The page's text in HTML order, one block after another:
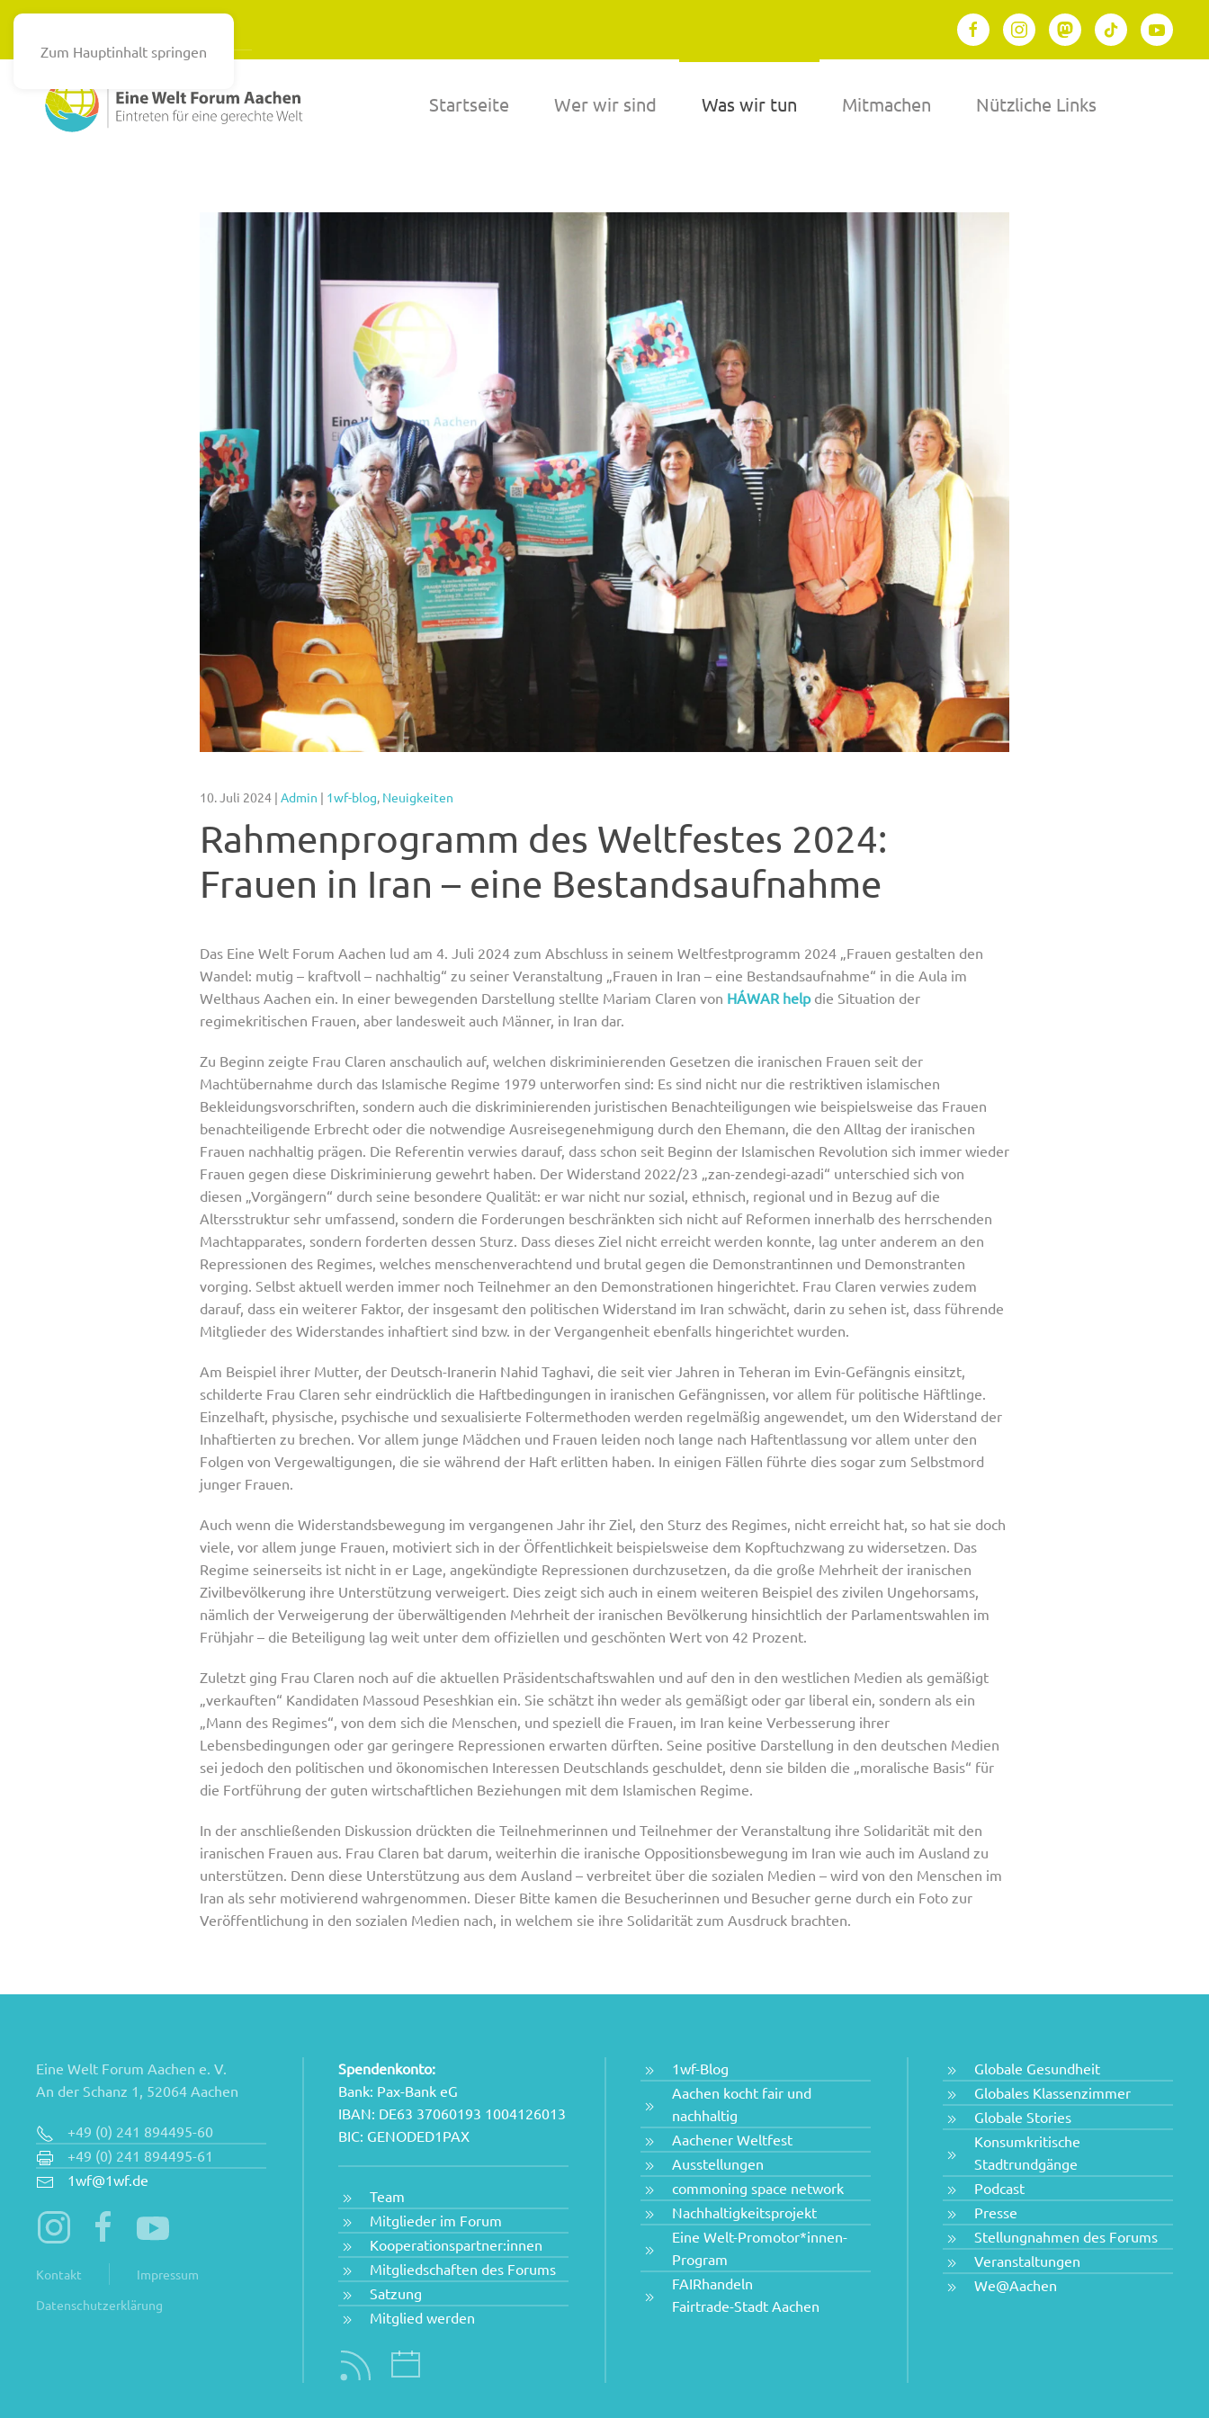
Zum Hauptinhalt springen
Startseite Wer wir sind Was wir tun Mitmachen Nützliche Links
10. Juli 2024 | Admin | 1wf-blog, Neuigkeiten
Rahmenprogramm des Weltfestes 2024:
Frauen in Iran – eine Bestandsaufnahme
Das Eine Welt Forum Aachen lud am 4. Juli 2024 zum Abschluss in seinem Weltfestprogramm 2024 „Frauen gestalten den
Wandel: mutig – kraftvoll – nachhaltig“ zu seiner Veranstaltung „Frauen in Iran – eine Bestandsaufnahme“ in die Aula im
Welthaus Aachen ein. In einer bewegenden Darstellung stellte Mariam Claren von HÁWAR helpdie Situation der
regimekritischen Frauen, aber landesweit auch Männer, in Iran dar.
Zu Beginn zeigte Frau Claren anschaulich auf, welchen diskriminierenden Gesetzen die iranischen Frauen seit der
Machtübernahme durch das Islamische Regime 1979 unterworfen sind: Es sind nicht nur die restriktiven islamischen
Bekleidungsvorschriften, sondern auch die diskriminierenden juristischen Benachteiligungen wie beispielsweise das Frauen
benachteiligende Erbrecht oder die notwendige Ausreisegenehmigung durch den Ehemann, die den Alltag der iranischen
Frauen nachhaltig prägen. Die Referentin verwies darauf, dass schon seit Beginn der Islamischen Revolution sich immer wieder
Frauen gegen diese Diskriminierung gewehrt haben. Der Widerstand 2022/23 „zan-zendegi-azadi“ unterschied sich von
diesen „Vorgängern“ durch seine besondere Qualität: er war nicht nur sozial, ethnisch, regional und in Bezug auf die
Altersstruktur sehr umfassend, sondern die Forderungen beschränkten sich nicht auf Reformen innerhalb des herrschenden
Machtapparates, sondern forderten dessen Sturz. Dass dieses Ziel nicht erreicht werden konnte, lag unter anderem an den
Repressionen des Regimes, welches menschenverachtend und brutal gegen die Demonstrantinnen und Demonstranten
vorging. Selbst aktuell werden immer noch Teilnehmer an den Demonstrationen hingerichtet. Frau Claren verwies zudem
darauf, dass ein weiterer Faktor, der insgesamt den politischen Widerstand im Iran schwächt, darin zu sehen ist, dass führende
Mitglieder des Widerstandes inhaftiert sind bzw. in der Vergangenheit ebenfalls hingerichtet wurden.
Am Beispiel ihrer Mutter, der Deutsch-Iranerin Nahid Taghavi, die seit vier Jahren in Teheran im Evin-Gefängnis einsitzt,
schilderte Frau Claren sehr eindrücklich die Haftbedingungen in iranischen Gefängnissen, vor allem für politische Häftlinge.
Einzelhaft, physische, psychische und sexualisierte Foltermethoden werden regelmäßig angewendet, um den Widerstand der
Inhaftierten zu brechen. Vor allem junge Mädchen und Frauen leiden noch lange nach Haftentlassung vor allem unter den
Folgen von Vergewaltigungen, die sie während der Haft erlitten haben. In einigen Fällen führte dies sogar zum Selbstmord
junger Frauen.
Auch wenn die Widerstandsbewegung im vergangenen Jahr ihr Ziel, den Sturz des Regimes, nicht erreicht hat, so hat sie doch
viele, vor allem junge Frauen, motiviert sich in der Öffentlichkeit beispielsweise dem Kopftuchzwang zu widersetzen. Das
Regime seinerseits ist nicht in er Lage, angekündigte Repressionen durchzusetzen, da die große Mehrheit der iranischen
Zivilbevölkerung ihre Unterstützung verweigert. Dies zeigt sich auch in einem weiteren Beispiel des zivilen Ungehorsams,
nämlich der Verweigerung der überwältigenden Mehrheit der iranischen Bevölkerung hinsichtlich der Parlamentswahlen im
Frühjahr – die Beteiligung lag weit unter dem offiziellen und geschönten Wert von 42 Prozent.
Zuletzt ging Frau Claren noch auf die aktuellen Präsidentschaftswahlen und auf den in den westlichen Medien als gemäßigt
„verkauften“ Kandidaten Massoud Peseshkian ein. Sie schätzt ihn weder als gemäßigt oder gar liberal ein, sondern als ein
„Mann des Regimes“, von dem sich die Menschen, und speziell die Frauen, im Iran keine Verbesserung ihrer
Lebensbedingungen oder gar geringere Repressionen erwarten dürften. Seine positive Darstellung in den deutschen Medien
sei jedoch den politischen und ökonomischen Interessen Deutschlands geschuldet, denn sie bilden die „moralische Basis“ für
die Fortführung der guten wirtschaftlichen Beziehungen mit dem Islamischen Regime.
In der anschließenden Diskussion drückten die Teilnehmerinnen und Teilnehmer der Veranstaltung ihre Solidarität mit den
iranischen Frauen aus. Frau Claren bat darum, weiterhin die iranische Oppositionsbewegung im Iran wie auch im Ausland zu
unterstützen. Denn diese Unterstützung aus dem Ausland – verbreitet über die sozialen Medien – wird von den Menschen im
Iran als sehr motivierend wahrgenommen. Dieser Bitte kamen die Besucherinnen und Besucher gerne durch ein Foto zur
Veröffentlichung in den sozialen Medien nach, in welchem sie ihre Solidarität zum Ausdruck brachten.
Eine Welt Forum Aachen e. V.
An der Schanz 1, 52064 Aachen
+49 (0) 241 894495-60
+49 (0) 241 894495-61
1wf@1wf.de
Kontakt
Impressum
Datenschutzerklärung
Spendenkonto:
Bank: Pax-Bank eG
IBAN: DE63 37060193 1004126013
BIC: GENODED1PAX
Team
Mitglieder im Forum
Kooperationspartner:innen
Mitgliedschaften des Forums
Satzung
Mitglied werden
1wf-Blog
Aachen kocht fair und
nachhaltig
Aachener Weltfest
Ausstellungen
commoning space network
Nachhaltigkeitsprojekt
Eine Welt-Promotor*innen-
Program
FAIRhandeln
Fairtrade-Stadt Aachen
Globale Gesundheit
Globales Klassenzimmer
Globale Stories
Konsumkritische
Stadtrundgänge
Podcast
Presse
Stellungnahmen des Forums
Veranstaltungen
We@Aachen